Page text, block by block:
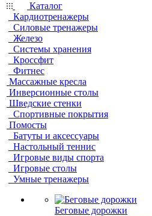
Каталог
Кардиотренажеры
Силовые тренажеры
Железо
Системы хранения
Кроссфит
Фитнес
Массажные кресла
Инверсионные столы
Шведские стенки
Спортивные покрытия
Помосты
Батуты и аксессуары
Настольный теннис
Игровые виды спорта
Игровые столы
Умные тренажеры
Беговые дорожки